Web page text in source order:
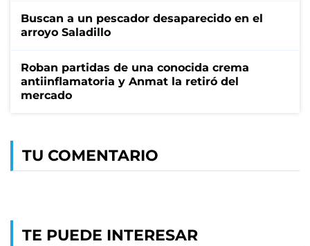
Buscan a un pescador desaparecido en el
arroyo Saladillo
Roban partidas de una conocida crema
antiinflamatoria y Anmat la retiró del
mercado
TU COMENTARIO
TE PUEDE INTERESAR